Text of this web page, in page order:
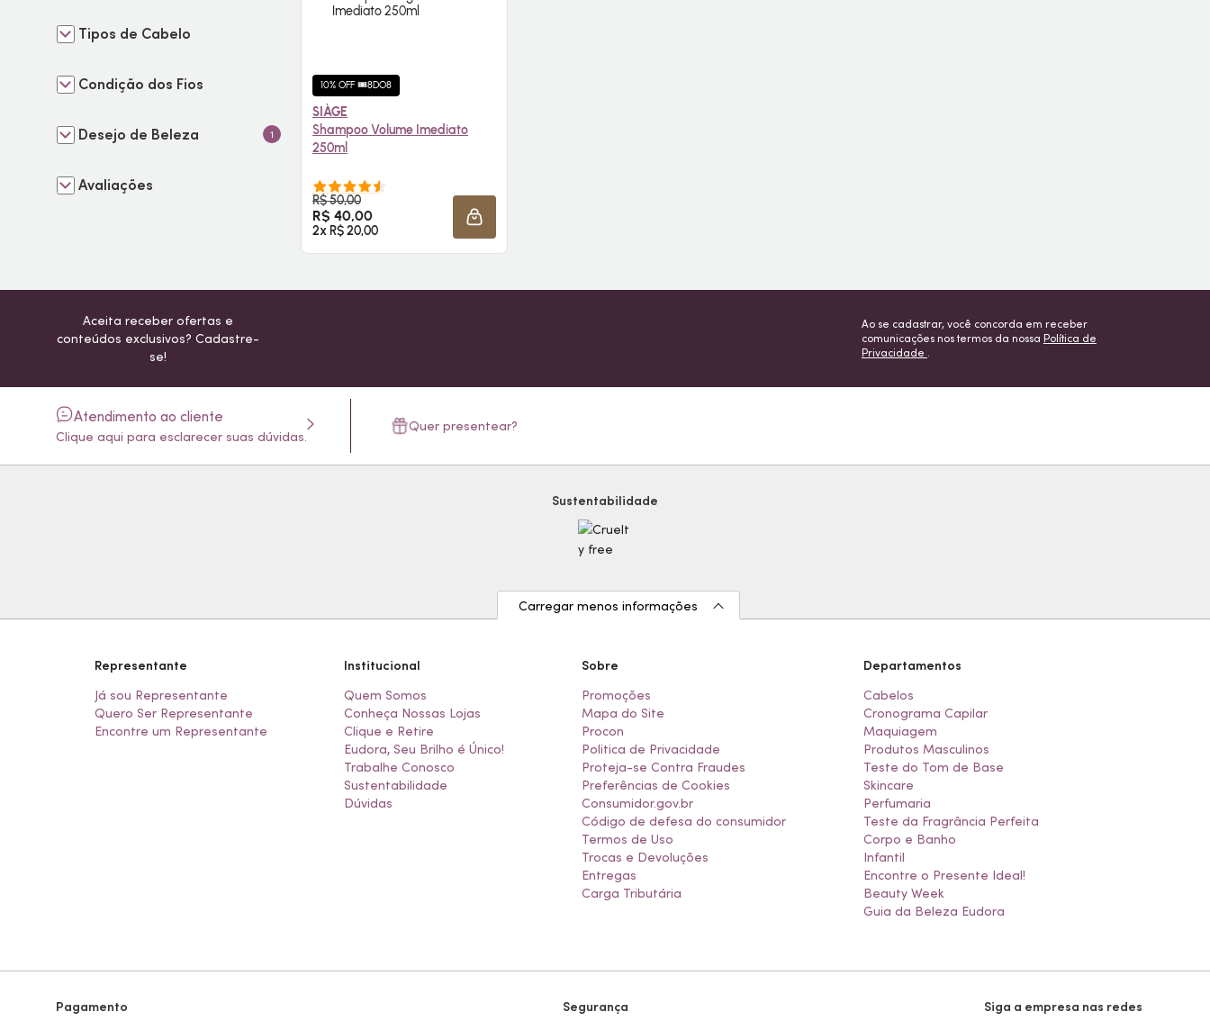
10% OFF 🎟️8DO8
SIÀGE
Shampoo Volume Imediato
250ml
R$ 50,00
R$ 40,00
2x R$ 20,00
COMPRE AGORA ❯
ADICIONAR À SACOLA
Tipos de Cabelo
Condição dos Fios
Desejo de Beleza 1
Avaliações
Aceita receber ofertas e
conteúdos exclusivos? Cadastre-
se!
Ao se cadastrar, você concorda em receber
comunicações nos termos da nossa Política de
Privacidade .
Atendimento ao cliente
Clique aqui para esclarecer suas dúvidas.
Quer presentear?
Sustentabilidade
Carregar menos informações
Representante
Já sou Representante
Quero Ser Representante
Encontre um Representante
Institucional
Quem Somos
Conheça Nossas Lojas
Clique e Retire
Eudora, Seu Brilho é Único!
Trabalhe Conosco
Sustentabilidade
Dúvidas
Sobre
Promoções
Mapa do Site
Procon
Politica de Privacidade
Proteja-se Contra Fraudes
Preferências de Cookies
Consumidor.gov.br
Código de defesa do consumidor
Termos de Uso
Trocas e Devoluções
Entregas
Carga Tributária
Departamentos
Cabelos
Cronograma Capilar
Maquiagem
Produtos Masculinos
Teste do Tom de Base
Skincare
Perfumaria
Teste da Fragrância Perfeita
Corpo e Banho
Infantil
Encontre o Presente Ideal!
Beauty Week
Guia da Beleza Eudora
Pagamento Segurança Siga a empresa nas redes